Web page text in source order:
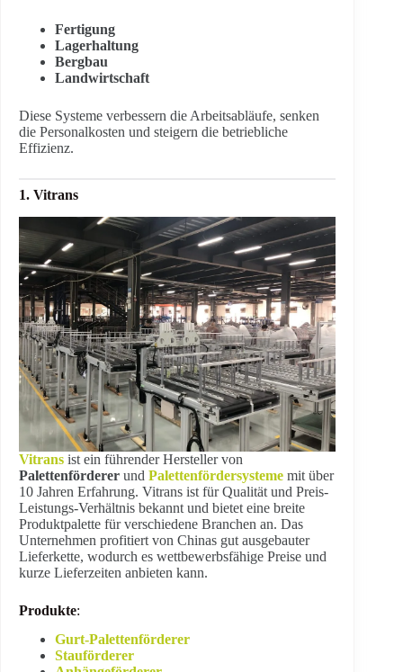
Fertigung
Lagerhaltung
Bergbau
Landwirtschaft
Diese Systeme verbessern die Arbeitsabläufe, senken
die Personalkosten und steigern die betriebliche
Effizienz.
1. Vitrans
Vitrans ist ein führender Hersteller von
Palettenförderer und Palettenfördersysteme mit über
10 Jahren Erfahrung. Vitrans ist für Qualität und Preis-
Leistungs-Verhältnis bekannt und bietet eine breite
Produktpalette für verschiedene Branchen an. Das
Unternehmen profitiert von Chinas gut ausgebauter
Lieferkette, wodurch es wettbewerbsfähige Preise und
kurze Lieferzeiten anbieten kann.
Produkte:
Gurt-Palettenförderer
Stauförderer